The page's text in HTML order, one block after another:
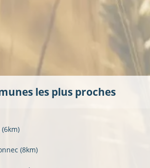
les plus proches
(6km)
(8km)